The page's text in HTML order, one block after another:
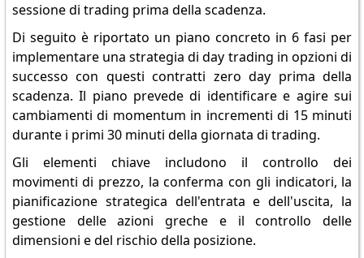
sessione di trading prima della scadenza.
Di seguito è riportato un piano concreto in 6 fasi per
implementare una strategia di day trading in opzioni di
successo con questi contratti zero day prima della
scadenza. Il piano prevede di identificare e agire sui
cambiamenti di momentum in incrementi di 15 minuti
durante i primi 30 minuti della giornata di trading.
Gli elementi chiave includono il controllo dei
movimenti di prezzo, la conferma con gli indicatori, la
pianificazione strategica dell'entrata e dell'uscita, la
gestione delle azioni greche e il controllo delle
dimensioni e del rischio della posizione.